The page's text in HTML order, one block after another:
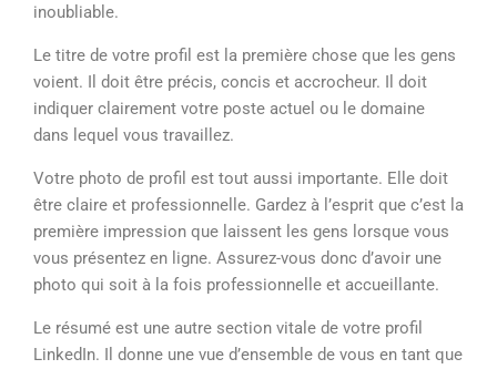
inoubliable.
Le titre de votre profil est la première chose que les gens
voient. Il doit être précis, concis et accrocheur. Il doit
indiquer clairement votre poste actuel ou le domaine
dans lequel vous travaillez.
Votre photo de profil est tout aussi importante. Elle doit
être claire et professionnelle. Gardez à l’esprit que c’est la
première impression que laissent les gens lorsque vous
vous présentez en ligne. Assurez-vous donc d’avoir une
photo qui soit à la fois professionnelle et accueillante.
Le résumé est une autre section vitale de votre profil
LinkedIn. Il donne une vue d’ensemble de vous en tant que